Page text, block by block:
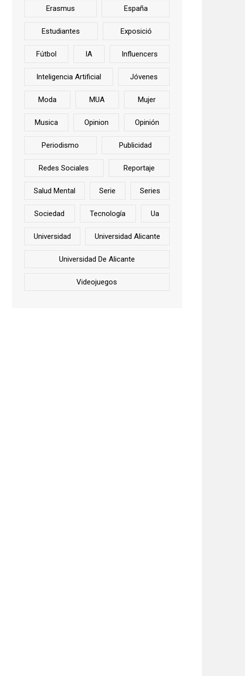
Erasmus España
Estudiantes Exposició
Fútbol IA Influencers
Inteligencia Artificial Jóvenes
Moda MUA Mujer
Musica Opinion Opinión
Periodismo Publicidad
Redes Sociales Reportaje
Salud Mental Serie Series
Sociedad Tecnología Ua
Universidad Universidad Alicante
Universidad De Alicante
Videojuegos